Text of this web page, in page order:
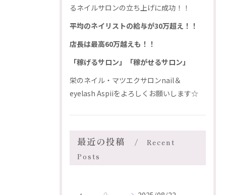
るネイルサロンの立ち上げに成功！！
平均のネイリストの給与が30万超え！！
店長は最高60万越えも！！
「稼げるサロン」「稼がせるサロン」
栄のネイル・マツエクサロンnail＆
eyelash Aspiiをよろしくお願いします☆
最近の投稿
Recent
Posts